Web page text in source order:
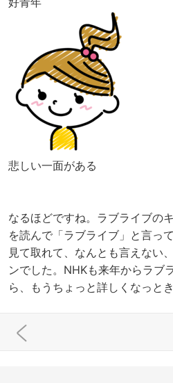
悲しい一面がある
なるほどですね。ラブライブの
を読んで「ラブライブ」と言っ
見て取れて、なんとも言えない
ンでした。NHKも来年からラブ
ら、もうちょっと詳しくなっと